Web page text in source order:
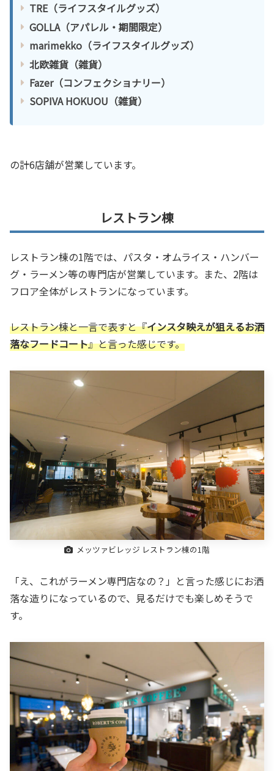
TRE（ライフスタイルグッズ）
GOLLA（アパレル・期間限定）
marimekko（ライフスタイルグッズ）
北欧雑貨（雑貨）
Fazer（コンフェクショナリー）
SOPIVA HOKUOU（雑貨）
の計6店舗が営業しています。
レストラン棟
レストラン棟の1階では、パスタ・オムライス・ハンバー
グ・ラーメン等の専門店が営業しています。また、2階は
フロア全体がレストランになっています。
レストラン棟と一言で表すと『インスタ映えが狙えるお洒
落なフードコート』と言った感じです。
メッツァビレッジ レストラン棟の1階
「え、これがラーメン専門店なの？」と言った感じにお洒
落な造りになっているので、見るだけでも楽しめそうで
す。